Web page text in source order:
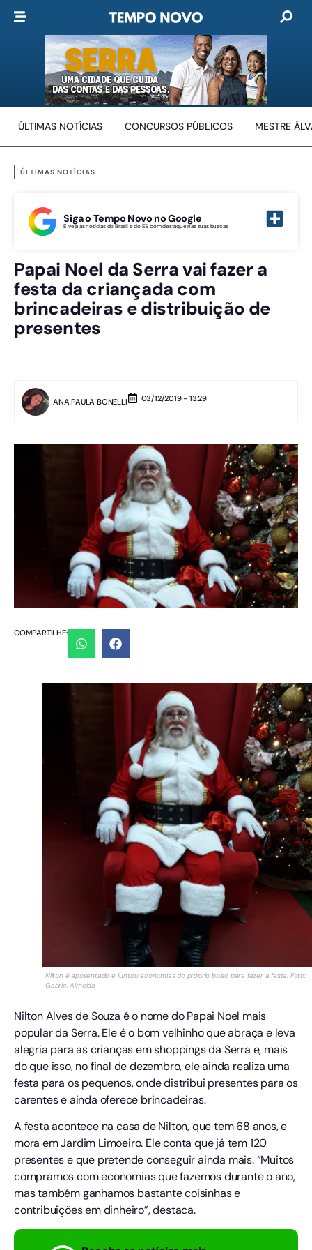
ÚLTIMAS NOTÍCIAS CONCURSOS PÚBLICOS MESTRE
ÚLTIMAS NOTÍCIAS
Siga o Tempo Novo no Google
E veja as notícias do Brasil e do ES com destaque nas suas buscas
Papai Noel da Serra vai fazer a
festa da criançada com
brincadeiras e distribuição de
presentes
ANA PAULA BONELLI 03/12/2019 - 13:29
COMPARTILHE:
Nilton é aposentado e juntou economias do próprio bolso para fazer a festa. Foto:
Gabriel Almeida
Nilton Alves de Souza é o nome do Papai Noel mais
popular da Serra. Ele é o bom velhinho que abraça e leva
alegria para as crianças em shoppings da Serra e, mais
do que isso, no final de dezembro, ele ainda realiza uma
festa para os pequenos, onde distribui presentes para os
carentes e ainda oferece brincadeiras.
A festa acontece na casa de Nilton, que tem 68 anos, e
mora em Jardim Limoeiro. Ele conta que já tem 120
presentes e que pretende conseguir ainda mais. “Muitos
compramos com economias que fazemos durante o ano,
mas também ganhamos bastante coisinhas e
contribuições em dinheiro”, destaca.